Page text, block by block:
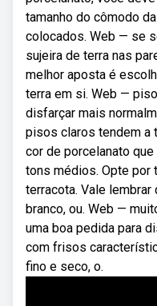
tamanho do cômodo
colocados. Web — se
sujeira de terra nas
melhor aposta é
terra em si. Web —
disfarçar mais
pisos claros tendem a
cor de porcelanato
tons médios. Opte por
terracota. Vale
branco, ou. Web —
uma boa pedida para
com frisos
fino e seco, o.